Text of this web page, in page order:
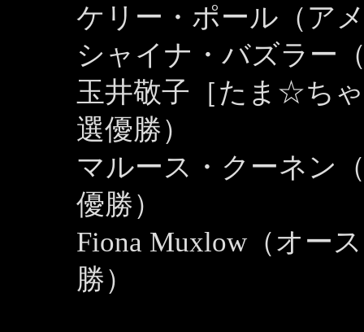
ケリー・ポール（ア
シャイナ・バズラー
玉井敬子［たま☆ち
選優勝）
マルース・クーネン
優勝）
Fiona Muxlow（オー
勝）